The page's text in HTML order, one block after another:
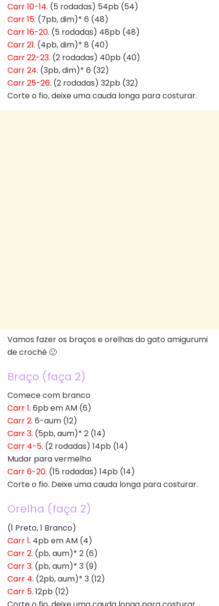
Carr 10-14. (5 rodadas) 54pb (54)
Carr 15. (7pb, dim)* 6 (48)
Carr 16-20. (5 rodadas) 48pb (48)
Carr 21. (4pb, dim)* 8 (40)
Carr 22-23. (2 rodadas) 40pb (40)
Carr 24. (3pb, dim)* 6 (32)
Carr 25-26. (2 rodadas) 32pb (32)
Corte o fio, deixe uma cauda longa para costurar.
Vamos fazer os braços e orelhas do gato amigurumi
de crochê 🙂
Braço (faça 2)
Comece com branco
Carr 1. 6pb em AM (6)
Carr 2. 6-aum (12)
Carr 3. (5pb, aum)* 2 (14)
Carr 4-5. (2 rodadas) 14pb (14)
Mudar para vermelho
Carr 6-20. (15 rodadas) 14pb (14)
Corte o fio. Deixe uma cauda longa para costurar.
Orelha (faça 2)
(1 Preto, 1 Branco)
Carr 1. 4pb em AM (4)
Carr 2. (pb, aum)* 2 (6)
Carr 3. (pb, aum)* 3 (9)
Carr 4. (2pb, aum)* 3 (12)
Carr 5. 12pb (12)